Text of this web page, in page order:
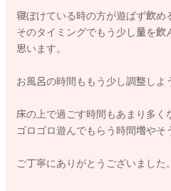
にされてみるのも良いかもしれま
お腹が空くようになることで、
とはないかなと思いました。
いかがでしょうか？
どうぞよろしくお願いします。
寝ぼけている時の方が遊ばず飲め
そのタイミングでもう少し量を飲
思います。
お風呂の時間ももう少し調整しよ
床の上で過ごす時間もあまり多く
ゴロゴロ遊んでもらう時間増やそ
ご丁寧にありがとうございました。